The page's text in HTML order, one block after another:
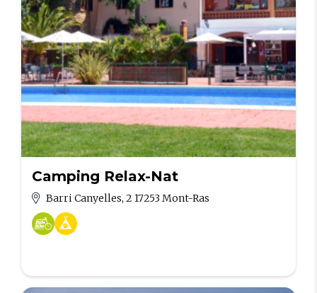
Camping Relax-Nat
Barri Canyelles, 2 17253 Mont-Ras